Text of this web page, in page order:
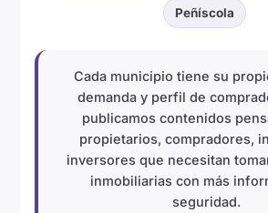
Peñíscola
Cada municipio tiene su
demanda y perfil de
publicamos contenidos
propietarios, compradores,
inversores que necesitan
inmobiliarias con más
seguridad.